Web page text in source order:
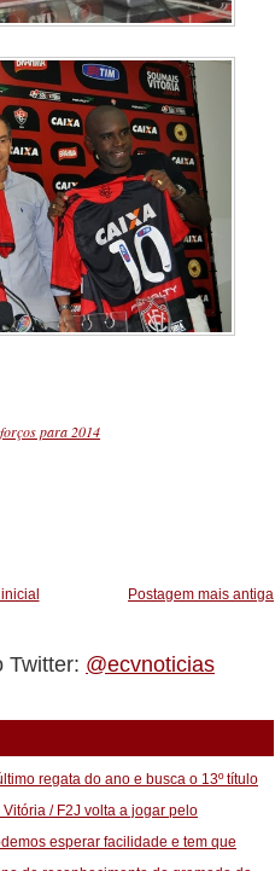
para 2014
Postagem mais antiga
Twitter: @ecvnoticias
regata do ano e busca o 13º título
/ F2J volta a jogar pelo
esperar facilidade e tem que